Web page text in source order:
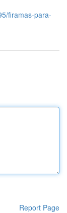
firamas-para-
Report Page